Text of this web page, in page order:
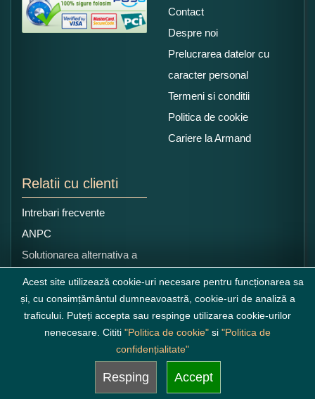
Contact
Despre noi
Prelucrarea datelor cu
caracter personal
Termeni si conditii
Politica de cookie
Cariere la Armand
Relatii cu clienti
Intrebari frecvente
ANPC
Solutionarea alternativa a
litigiilor
Acest site utilizează cookie-uri necesare pentru funcționarea sa
și, cu consimțământul dumneavoastră, cookie-uri de analiză a
traficului. Puteți accepta sau respinge utilizarea cookie-urilor
nenecesare. Cititi "Politica de cookie" si "Politica de
confidențialitate"
Resping Accept